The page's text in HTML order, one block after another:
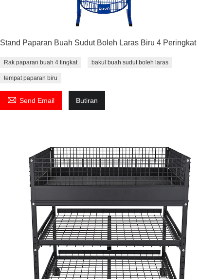
Stand Paparan Buah Sudut Boleh Laras Biru 4 Peringkat
Rak paparan buah 4 tingkat bakul buah sudut boleh laras
tempat paparan biru
 Send Email Butiran